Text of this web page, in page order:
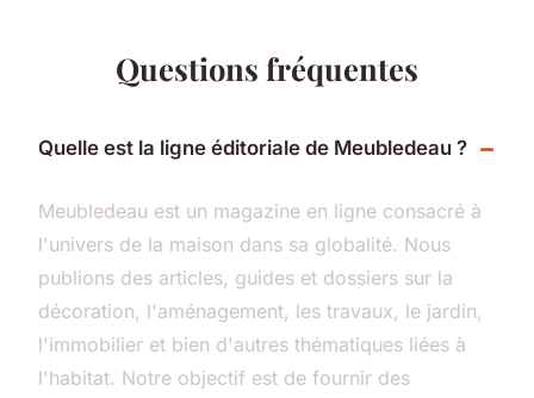
Questions fréquentes
Quelle est la ligne éditoriale de Meubledeau ?
Meubledeau est un magazine en ligne consacré à
l'univers de la maison dans sa globalité. Nous
publions des articles, guides et dossiers sur la
décoration, l'aménagement, les travaux, le jardin,
l'immobilier et bien d'autres thématiques liées à
l'habitat. Notre objectif est de fournir des